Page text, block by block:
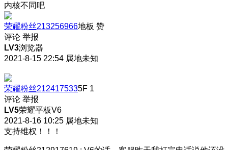
内核不同吧
荣耀粉丝213256966地板 赞
评论 举报
LV3浏览器
2021-8-15 22:54 属地未知
荣耀粉丝2124175335F 1
评论 举报
LV5荣耀平板V6
2021-8-16 10:25 属地未知
支持维权！！！